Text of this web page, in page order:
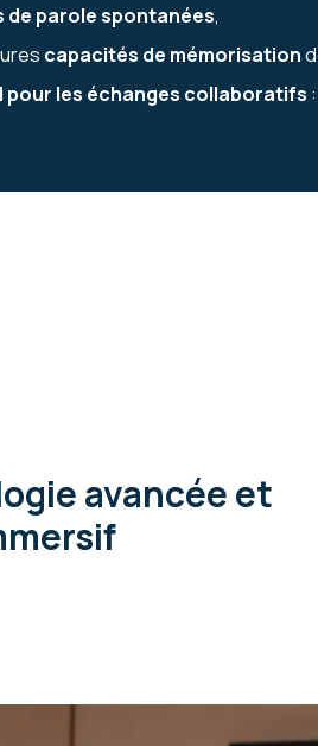
de parole spontanées,
capacités de mémorisation
pour les échanges collaboratifs
avancée et